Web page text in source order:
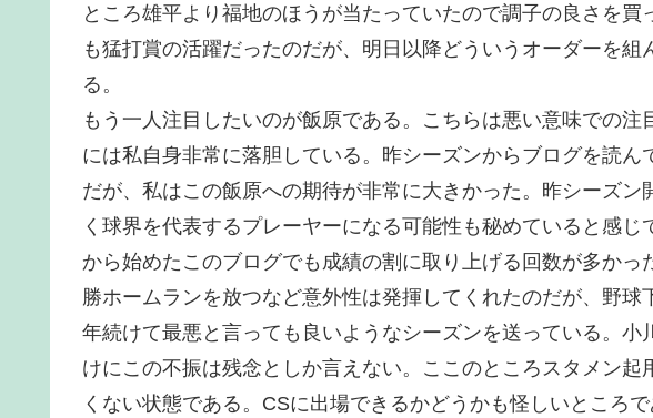
ところ雄平より福地のほうが当たっていたので調子の良さを買
も猛打賞の活躍だったのだが、明日以降どういうオーダーを
る。
もう一人注目したいのが飯原である。こちらは悪い意味での
には私自身非常に落胆している。昨シーズンからブログを読
だが、私はこの飯原への期待が非常に大きかった。昨シーズン
く球界を代表するプレーヤーになる可能性も秘めていると感
から始めたこのブログでも成績の割に取り上げる回数が多か
勝ホームランを放つなど意外性は発揮してくれたのだが、野
年続けて最悪と言っても良いようなシーズンを送っている。
けにこの不振は残念としか言えない。ここのところスタメン起
くない状態である。CSに出場できるかどうかも怪しいところ